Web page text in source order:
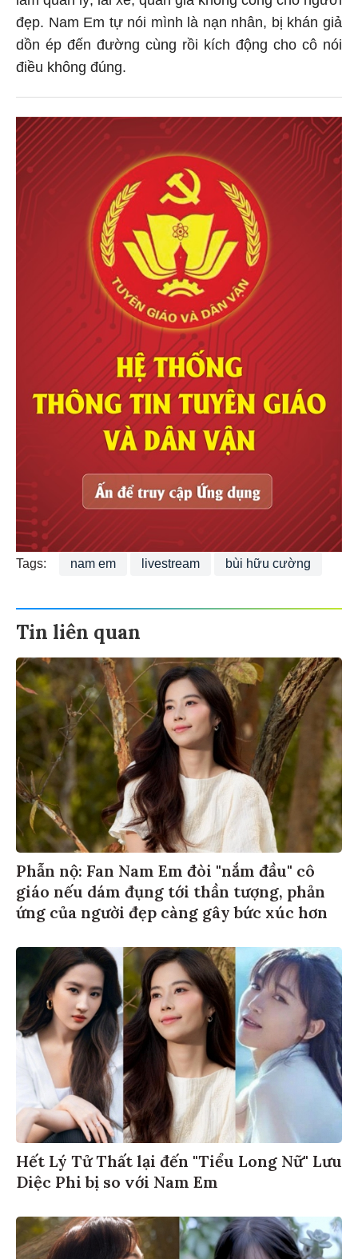
đẹp. Nam Em tự nói mình là nạn nhân, bị khán giả
dồn ép đến đường cùng rồi kích động cho cô nói
điều không đúng.
Tags: nam em livestream bùi hữu cường
Tin liên quan
Phẫn nộ: Fan Nam Em đòi "nắm đầu" cô
giáo nếu dám đụng tới thần tượng, phản
ứng của người đẹp càng gây bức xúc hơn
Hết Lý Tử Thất lại đến "Tiểu Long Nữ" Lưu
Diệc Phi bị so với Nam Em